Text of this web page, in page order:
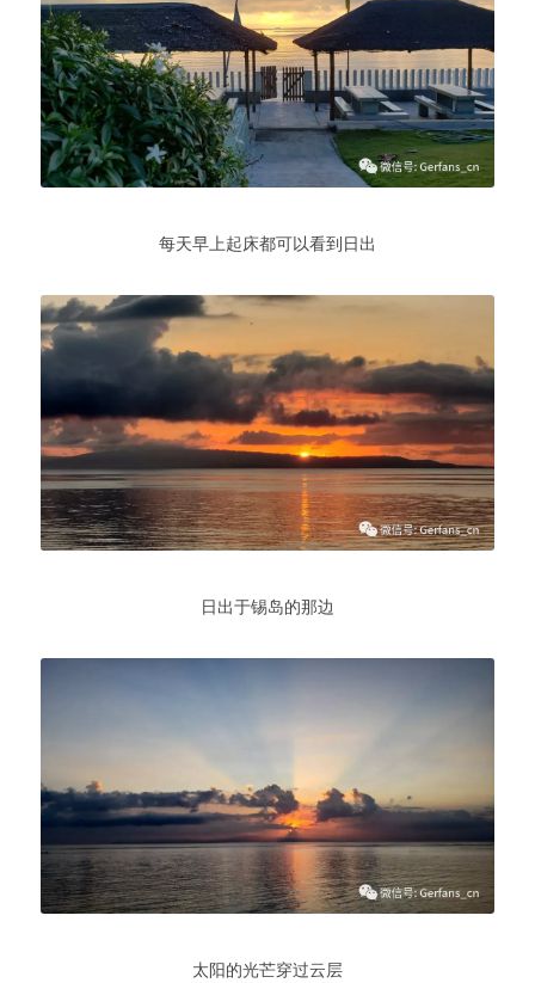
每天早上起床都可以看到日出
日出于锡岛的那边
太阳的光芒穿过云层